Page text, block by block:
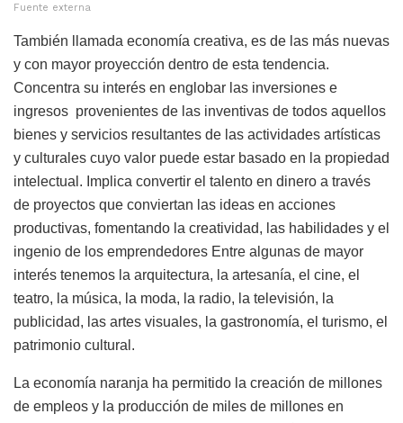
Fuente externa
También llamada economía creativa, es de las más nuevas
y con mayor proyección dentro de esta tendencia.
Concentra su interés en englobar las inversiones e
ingresos provenientes de las inventivas de todos aquellos
bienes y servicios resultantes de las actividades artísticas
y culturales cuyo valor puede estar basado en la propiedad
intelectual. Implica convertir el talento en dinero a través
de proyectos que conviertan las ideas en acciones
productivas, fomentando la creatividad, las habilidades y el
ingenio de los emprendedores Entre algunas de mayor
interés tenemos la arquitectura, la artesanía, el cine, el
teatro, la música, la moda, la radio, la televisión, la
publicidad, las artes visuales, la gastronomía, el turismo, el
patrimonio cultural.
La economía naranja ha permitido la creación de millones
de empleos y la producción de miles de millones en